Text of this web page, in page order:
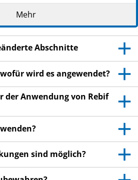
haben, wenden Sie sich an
oder das medizinische
Ihnen persönlich
es nicht an Dritte weiter. Es
schaden, auch wenn diese
bemerken, wenden Sie
oder das medizinische
auch für Nebenwirkungen, die
angegeben sind. Siehe
Mehr
Abschnitte
wird es angewendet?
der Anwendung von Rebif
sind möglich?